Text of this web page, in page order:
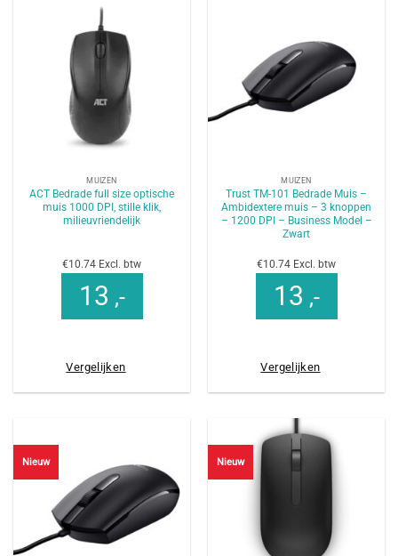
MUIZEN
ACT Bedrade full size optische
muis 1000 DPI, stille klik,
milieuvriendelijk
€10.74 Excl. btw
13 ,-
Vergelijken
MUIZEN
Trust TM-101 Bedrade Muis –
Ambidextere muis – 3 knoppen
– 1200 DPI – Business Model –
Zwart
€10.74 Excl. btw
13 ,-
Vergelijken
Nieuw Nieuw